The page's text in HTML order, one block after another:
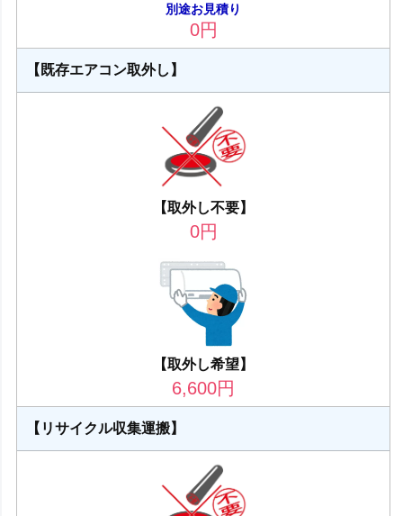
別途お見積り
0円
【既存エアコン取外し】
【取外し不要】
0円
【取外し希望】
6,600円
【リサイクル収集運搬】